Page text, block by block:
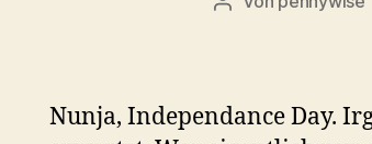
Nunja, Independance Day.